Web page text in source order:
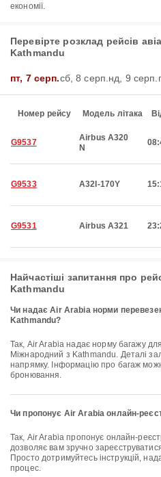
економії.
Перевірте розклад рейсів
Kathmandu
пт, 7 серп.сб, 8 серп. нд, 9 серп.
Номер рейсу Модель літака
G9537
Airbus A320
N
G9533 A32I-170Y
G9531 Airbus A321
Найчастіші запитання про
Kathmandu
Чи надає Air Arabia норми
Kathmandu?
Так, Air Arabia надає норму багажу для рейсів Внутрішній &
Міжнародний з Kathmandu. Деталі
напрямку. Інформацію про багаж
бронювання.
Чи пропонує Air Arabia онлайн-
Так, Air Arabia пропонує онлайн-реєстрацію на рейси з Kathmandu, що
дозволяє вам зручно
Просто дотримуйтесь інструкцій,
процес.